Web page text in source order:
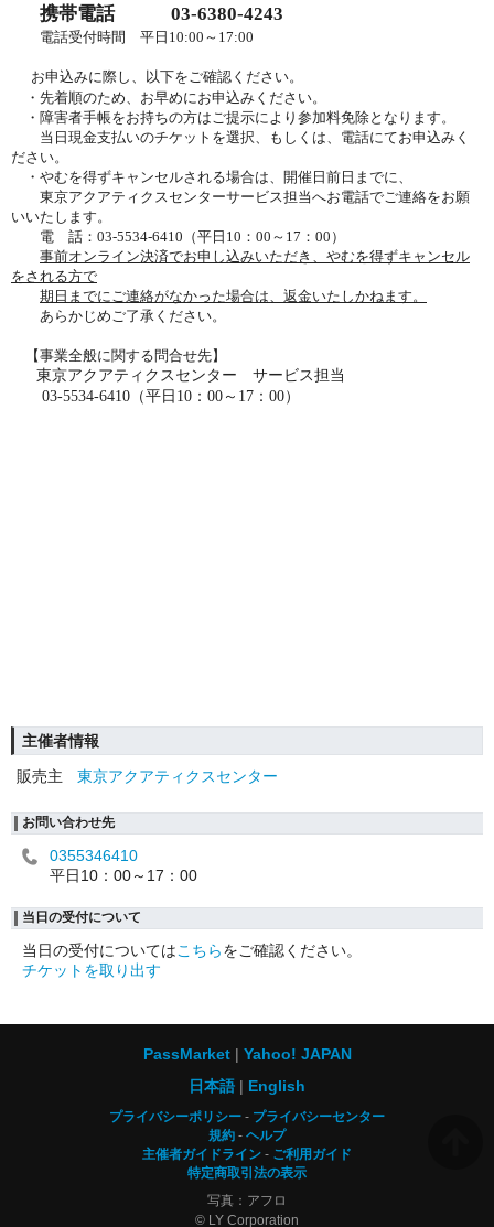
携帯電話 03-6380-4243
電話受付時間 平日 10:00 ～ 17:00
お申込みに際し、以下をご確認ください。
・先着順のため、お早めにお申込みください。
・障害者手帳をお持ちの方はご提示により参加料免除となります。
当日現金支払いのチケットを選択、もしくは、電話にてお申込みく
ださい。
・やむを得ずキャンセルされる場合は、開催日前日までに、
東京アクアティクスセンターサービス担当へお電話でご連絡をお願
いいたします。
電 話：03-5534-6410（平日10：00～17：00）
事前オンライン決済でお申し込みいただき、やむを得ずキャンセル
をされる方で
期日までにご連絡がなかった場合は、返金いたしかねます。
あらかじめご了承ください。
【事業全般に関する問合せ先】
東京アクアティクスセンター サービス担当
03-5534-6410 （平日10：00～17：00）
主催者情報
販売主
東京アクアティクスセンター
お問い合わせ先
0355346410
平日10：00～17：00
当日の受付について
当日の受付についてはこちらをご確認ください。
チケットを取り出す
PassMarket
Yahoo! JAPAN
日本語
English
プライバシーポリシー
プライバシーセンター
規約
ヘルプ
主催者ガイドライン
ご利用ガイド
特定商取引法の表示
写真：アフロ
© LY Corporation